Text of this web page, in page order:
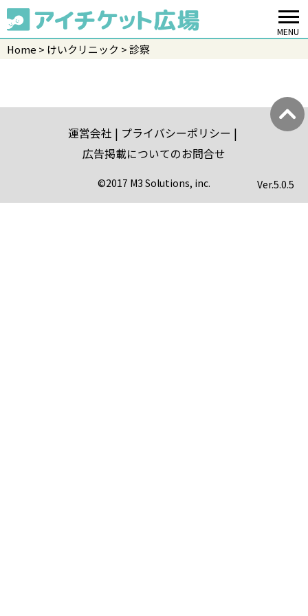
MENU
Home けいクリニック 診察
運営会社
プライバシーポリシー
広告掲載についてのお問合せ
©2017 M3 Solutions, inc. Ver.5.0.5